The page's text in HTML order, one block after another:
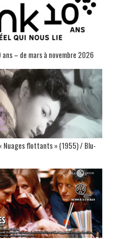
– de mars à novembre 2026
Nuages flottants » (1955) / Blu-